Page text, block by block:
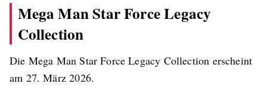
Mega Man Star Force Legacy
Collection
Die Mega Man Star Force Legacy Collection erscheint
am 27. März 2026.